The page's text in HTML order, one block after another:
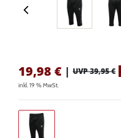
19,98 € | UVP 39,95 €
inkl. 19 % MwSt.